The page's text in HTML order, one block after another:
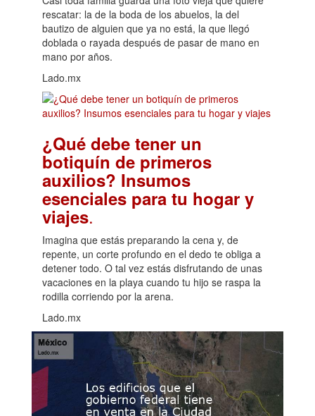
rescatar: la de la boda de los abuelos, la del
bautizo de alguien que ya no está, la que llegó
doblada o rayada después de pasar de mano en
mano por años.
Lado.mx
¿Qué debe tener un
botiquín de primeros
auxilios? Insumos
esenciales para tu hogar y
viajes.
Imagina que estás preparando la cena y, de
repente, un corte profundo en el dedo te obliga a
detener todo. O tal vez estás disfrutando de unas
vacaciones en la playa cuando tu hijo se raspa la
rodilla corriendo por la arena.
Lado.mx